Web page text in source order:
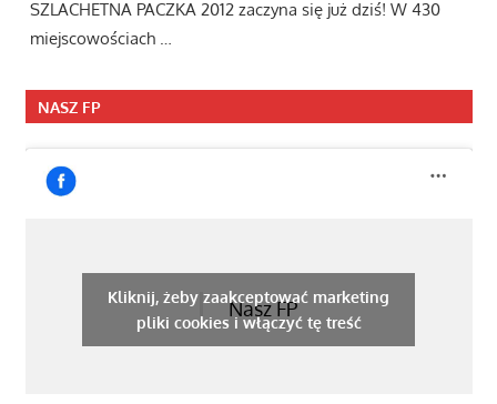
SZLACHETNA PACZKA 2012 zaczyna się już dziś! W 430
miejscowościach …
NASZ FP
Nasz FP
Kliknij, żeby zaakceptować marketing
pliki cookies i włączyć tę treść